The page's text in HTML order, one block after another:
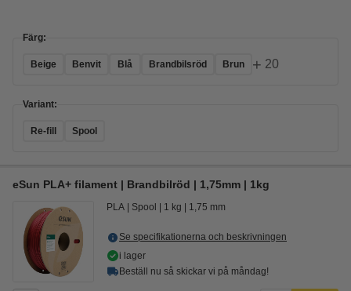
Färg:
Beige Benvit Blå Brandbilsröd Brun + 20
Variant:
Re-fill Spool
eSun PLA+ filament | Brandbilröd | 1,75mm | 1kg
PLA Spool 1 kg 1,75 mm
Se specifikationerna och beskrivningen
i lager
Beställ nu så skickar vi på måndag!